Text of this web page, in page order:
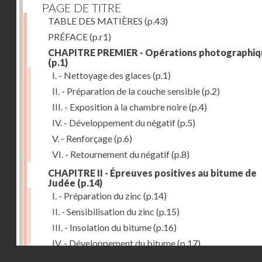
PAGE DE TITRE
TABLE DES MATIÈRES (p.43)
PRÉFACE(p.r1)
CHAPITRE PREMIER - Opérations
(p.1)
I. - Nettoyage des glaces (p.1)
II. - Préparation de la couche sensible(p.2)
III. - Exposition à la chambre noire(p.4)
IV. - Développement du négatif(p.5)
V. - Renforçage(p.6)
VI. - Retournement du négatif(p.8)
CHAPITRE II - Épreuves positives au bitume de
Judée (p.14)
I. - Préparation du zinc (p.14)
II. - Sensibilisation du zinc (p.15)
III. - Insolation du bitume(p.16)
IV. - Développement du bitume(p.17)